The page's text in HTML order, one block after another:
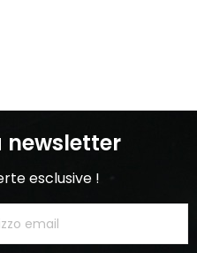
newsletter
esclusive !